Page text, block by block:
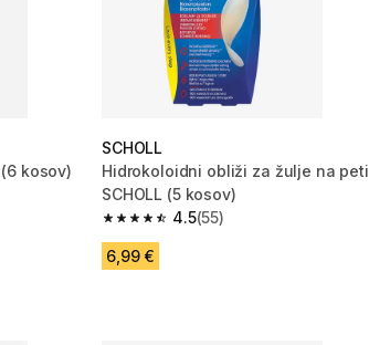
kosov)
SCHOLL
Hidrokoloidni obliži za žulje na peti
SCHOLL (5 kosov)
4.5
4.5 od 5 zvezdic from 55 ocene
(55)
6,99 €